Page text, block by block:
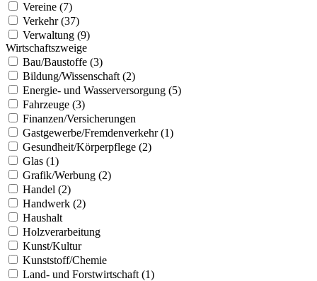
Vereine (7)
Verkehr (37)
Verwaltung (9)
Wirtschaftszweige
Bau/Baustoffe (3)
Bildung/Wissenschaft (2)
Energie- und Wasserversorgung (5)
Fahrzeuge (3)
Finanzen/Versicherungen
Gastgewerbe/Fremdenverkehr (1)
Gesundheit/Körperpflege (2)
Glas (1)
Grafik/Werbung (2)
Handel (2)
Handwerk (2)
Haushalt
Holzverarbeitung
Kunst/Kultur
Kunststoff/Chemie
Land- und Forstwirtschaft (1)